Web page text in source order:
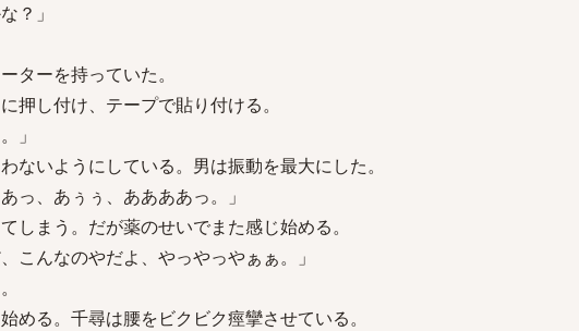
？」
ターを持っていた。
押し付け、テープで貼り付ける。
」
ないようにしている。男は振動を最大にした。
っ、あぅぅ、ああああっ。」
しまう。だが薬のせいでまた感じ始める。
こんなのやだよ、やっやっやぁぁ。」
める。千尋は腰をビクビク痙攣させている。